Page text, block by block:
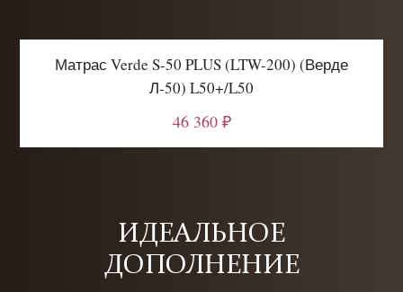
Матрас Verde S-50 PLUS (LTW-200) (Верде
Л-50) L50+/L50
46 360 ₽
ИДЕАЛЬНОЕ
ДОПОЛНЕНИЕ